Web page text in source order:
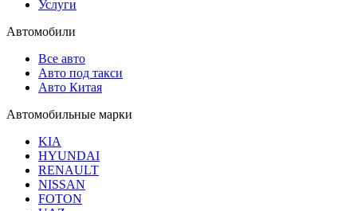
Услуги
Автомобили
Все авто
Авто под такси
Авто Китая
Автомобильные марки
KIA
HYUNDAI
RENAULT
NISSAN
FOTON